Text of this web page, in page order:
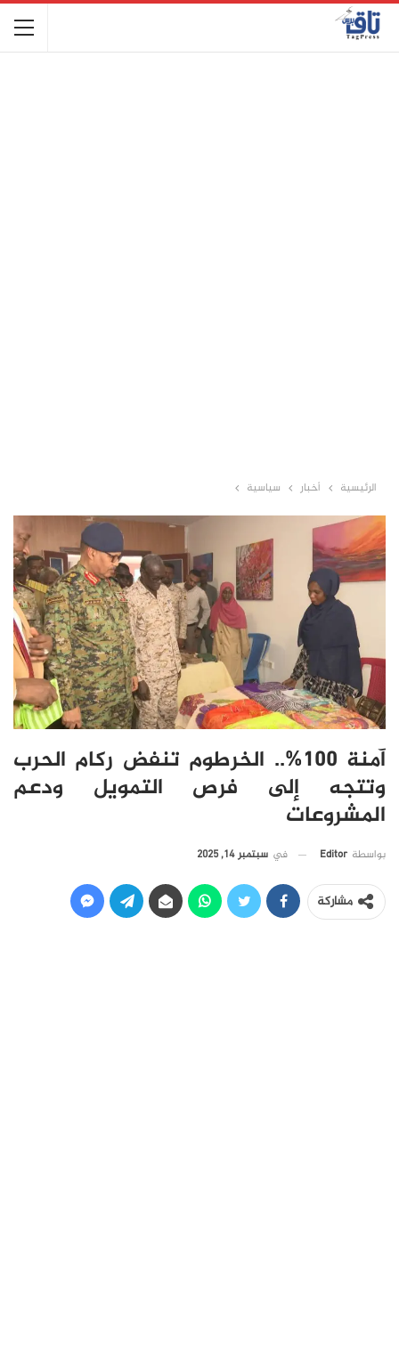
الرئيسية أخبار سياسية
آمنة 100%.. الخرطوم تنفض ركام الحرب
وتتجه إلى فرص التمويل ودعم
المشروعات
بواسطة Editor في سبتمبر 14, 2025
مشاركة